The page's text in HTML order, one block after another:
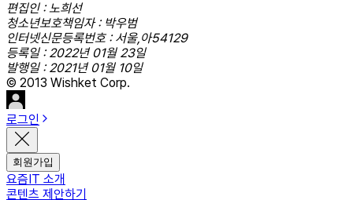
편집인 : 노희선
청소년보호책임자 : 박우범
인터넷신문등록번호 : 서울,아54129
등록일 : 2022년 01월 23일
발행일 : 2021년 01월 10일
© 2013 Wishket Corp.
로그인
회원가입
요즘IT 소개
콘텐츠 제안하기